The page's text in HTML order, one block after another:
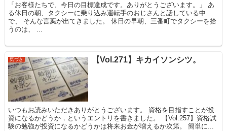
「お客様たちで、今日の目標達成です。ありがとうございます。」 あ
る休日の朝、タクシーに乗り込み運転手のおじさんと話している中
で、 そんな言葉が出てきました。 休日の早朝、三番町でタクシーを拾
うのは、 ...
気づき 【Vol.271】キカイソンシツ。
いつもお読みいただきありがとうございます。 資格を目指すことが投
資になるかどうか，というエントリを書きました。 【Vol.257】資格試
験の勉強が投資になるかどうかは将来お金が増えるか次第。 簡単に...